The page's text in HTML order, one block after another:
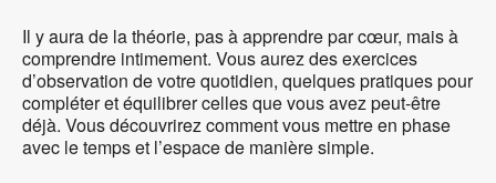
Il y aura de la théorie, pas à apprendre par cœur, mais à
comprendre intimement. Vous aurez des exercices
d’observation de votre quotidien, quelques pratiques pour
compléter et équilibrer celles que vous avez peut-être
déjà. Vous découvrirez comment vous mettre en phase
avec le temps et l’espace de manière simple.